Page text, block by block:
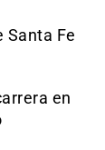
Santa Fe
en